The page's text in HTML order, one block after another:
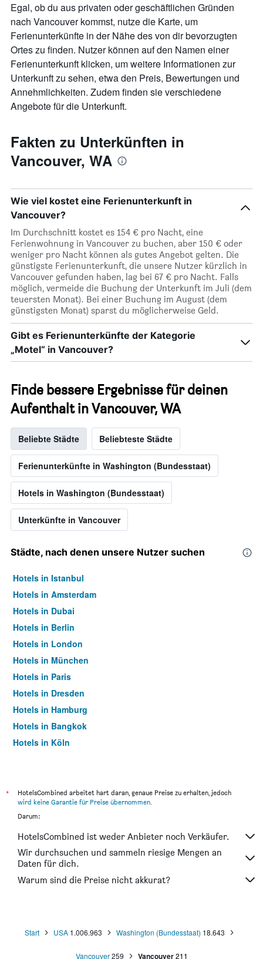
Egal, ob du aus privaten oder geschäftlichen Gründen
nach Vancouver kommst, nutze die Karte, um
Ferienunterkünfte in der Nähe des von dir bevorzugten
Ortes zu finden. Nutzer können auf den Namen einer
Ferienunterkunft klicken, um weitere Informationen zur
Unterkunft zu sehen, etwa den Preis, Bewertungen und
Annehmlichkeiten. Zudem finden sie verschiedene
Angebote für die Unterkunft.
Fakten zu Unterkünften in
Vancouver, WA
Wie viel kostet eine Ferienunterkunft in
Vancouver?
Im Durchschnitt kostet es 154 € pro Nacht, eine
Ferienwohnung in Vancouver zu buchen, aber 150 € oder
weniger pro Nacht können als gutes Angebot gelten. Die
günstigste Ferienunterkunft, die unsere Nutzer kürzlich in
Vancouver gefunden haben, lag bei 67 € pro Nacht. Falls
möglich, vermeide die Buchung der Unterkunft im Juli (dem
teuersten Monat). Bei einer Buchung im August (dem
günstigsten Monat) sparst du möglicherweise Geld.
Gibt es Ferienunterkünfte der Kategorie
„Motel“ in Vancouver?
Finde bessere Ergebnisse für deinen
Aufenthalt in Vancouver, WA
Beliebte Städte Beliebteste Städte
Ferienunterkünfte in Washington (Bundesstaat)
Hotels in Washington (Bundesstaat)
Unterkünfte in Vancouver
Städte, nach denen unsere Nutzer suchen
Hotels in Istanbul
Hotels in Amsterdam
Hotels in Dubai
Hotels in Berlin
Hotels in London
Hotels in München
Hotels in Paris
Hotels in Dresden
Hotels in Hamburg
Hotels in Bangkok
Hotels in Köln
*
HotelsCombined arbeitet hart daran, genaue Preise zu erhalten, jedoch
wird keine Garantie für Preise übernommen.
Darum:
HotelsCombined ist weder Anbieter noch Verkäufer.
Wir durchsuchen und sammeln riesige Mengen an
Daten für dich.
Warum sind die Preise nicht akkurat?
Start USA 1.006.963 Washington (Bundesstaat) 18.643
Vancouver 259 Vancouver 211